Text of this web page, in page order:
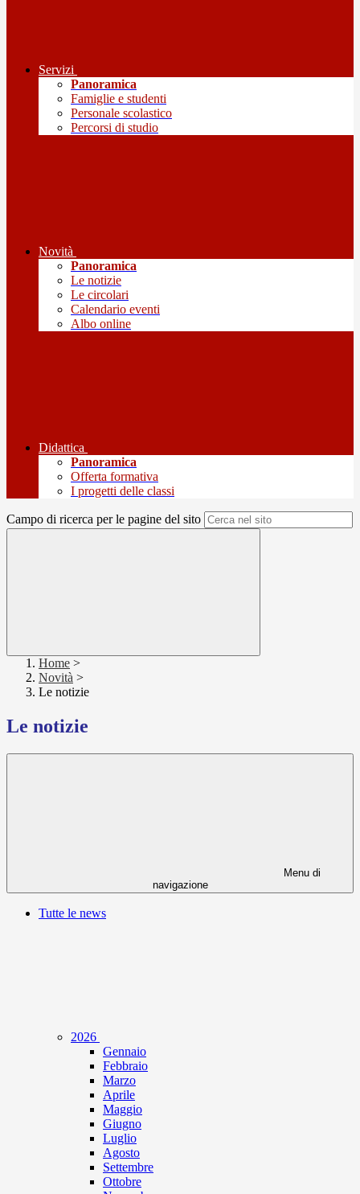
Servizi
Panoramica
Famiglie e studenti
Personale scolastico
Percorsi di studio
Novità
Panoramica
Le notizie
Le circolari
Calendario eventi
Albo online
Didattica
Panoramica
Offerta formativa
I progetti delle classi
Campo di ricerca per le pagine del sito
Home >
Novità >
Le notizie
Le notizie
Menu di
navigazione
Tutte le news
2026
Gennaio
Febbraio
Marzo
Aprile
Maggio
Giugno
Luglio
Agosto
Settembre
Ottobre